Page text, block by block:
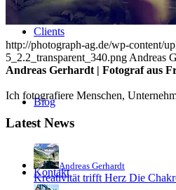
Clients
Blog
Kontakt
http://photograph-ag.de/wp-content/
5_2.2_transparent_340.png Andreas
Andreas Gerhardt | Fotograf aus
Ich fotografiere Menschen,
Latest News
Andreas Gerhardt
Kreativität trifft Herz Die